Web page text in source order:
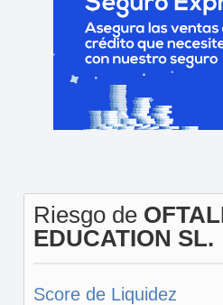
Riesgo de
EDUCATION SL.
Score de Liquidez